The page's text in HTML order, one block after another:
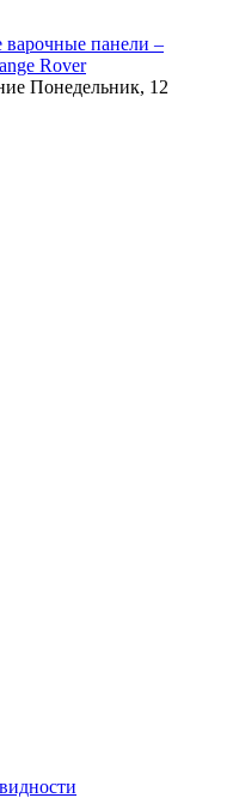
варочные панели –
Rover
Понедельник, 12